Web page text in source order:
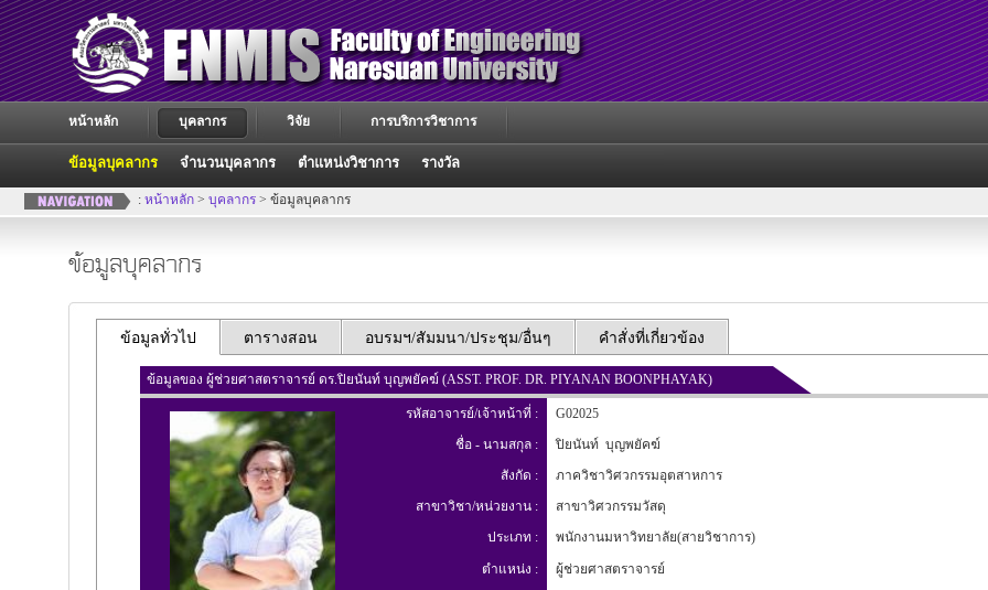
หน้าหลัก บุคลากร
ข้อมูลบุคลากร จำนวนบุคลากร ตำแหน่งวิชาการ รางวัล
วิจัย การบริการวิชาการ
: หน้าหลัก > บุคลากร > ข้อมูลบุคลากร
ข้อมูลบุคลากร
ข้อมูลทั่วไป ตารางสอน อบรมฯ/สัมมนา/ประชุม/อื่นๆ คำสั่งที่เกี่ยวข้อง
ข้อมูลของ ผู้ช่วยศาสตราจารย์ ดร.ปิยนันท์ บุญพยัคฆ์ (ASST. PROF. DR. PIYANAN BOONPHAYAK)
รหัสอาจารย์/เจ้าหน้าที่ :
G02025
ชื่อ - นามสกุล :
ปิยนันท์ บุญพยัคฆ์
สังกัด :
ภาควิชาวิศวกรรมอุตสาหการ
สาขาวิชา/หน่วยงาน :
สาขาวิศวกรรมวัสดุ
ประเภท :
พนักงานมหาวิทยาลัย(สายวิชาการ)
ตำแหน่ง :
ผู้ช่วยศาสตราจารย์